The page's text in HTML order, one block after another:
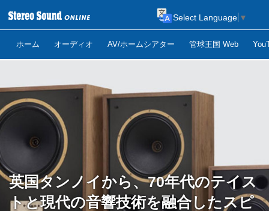
ホーム オーディオ AV/ホームシアター 管球王国 Web
Select Language ▼
英国タンノイから、70年代のテイス
トと現代の音響技術を融合したスピ